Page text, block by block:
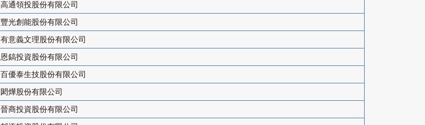
高通領投股份有限公司
豐光創能股份有限公司
有意義文理股份有限公司
恩鎬投資股份有限公司
百優泰生技股份有限公司
閎燁股份有限公司
晉商投資股份有限公司